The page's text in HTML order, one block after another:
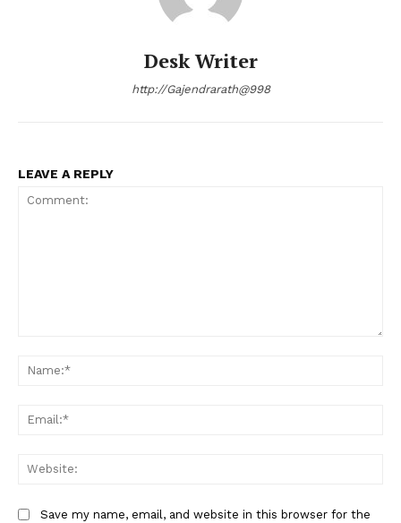
Desk Writer
http://Gajendrarath@998
LEAVE A REPLY
Save my name, email, and website in this browser for the